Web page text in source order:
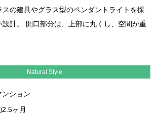
の建具やグラス型のペンダントライトを採
設計。 開口部分は、上部に丸くし、空間が重
Natural Style
ンション
2.5ヶ月